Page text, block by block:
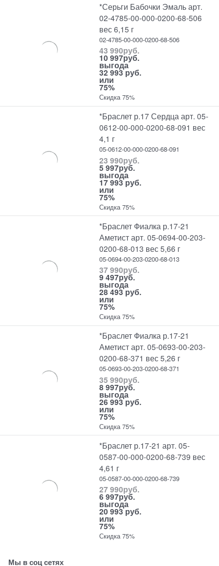
*Серьги Бабочки Эмаль арт.
02-4785-00-000-0200-68-506
вес 6,15 г
02-4785-00-000-0200-68-506
43 990руб.
10 997руб.
выгода
32 993 руб.
или
75%
Скидка 75%
*Браслет р.17 Сердца арт. 05-
0612-00-000-0200-68-091 вес
4,1 г
05-0612-00-000-0200-68-091
23 990руб.
5 997руб.
выгода
17 993 руб.
или
75%
Скидка 75%
*Браслет Фиалка р.17-21
Аметист арт. 05-0694-00-203-
0200-68-013 вес 5,66 г
05-0694-00-203-0200-68-013
37 990руб.
9 497руб.
выгода
28 493 руб.
или
75%
Скидка 75%
*Браслет Фиалка р.17-21
Аметист арт. 05-0693-00-203-
0200-68-371 вес 5,26 г
05-0693-00-203-0200-68-371
35 990руб.
8 997руб.
выгода
26 993 руб.
или
75%
Скидка 75%
*Браслет р.17-21 арт. 05-
0587-00-000-0200-68-739 вес
4,61 г
05-0587-00-000-0200-68-739
27 990руб.
6 997руб.
выгода
20 993 руб.
или
75%
Скидка 75%
Мы в соц сетях